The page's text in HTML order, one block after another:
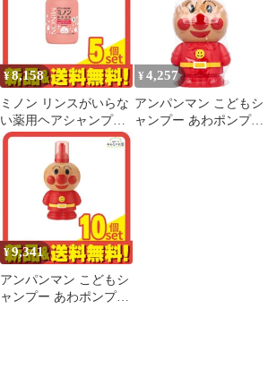
¥8,158
ミノン リンスがいらな
い薬用ヘアシャンプー
forキッズ 泡タイプ 本
体ポンプ 380mL 5個セ
ット まとめ売り
¥ 4,257
アンパンマン こどもシ
ャンプー あわポンプタ
¥9,341
アンパンマン こどもシ
ャンプー あわポンプタ